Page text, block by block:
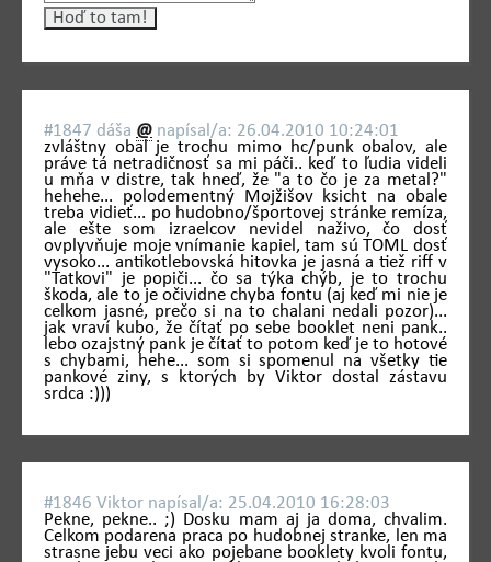
#1847 dáša @ napí­sal/a: 26.04.2010 10:24:01
zvláštny obal je trochu mimo hc/punk obalov, ale
práve tá netradičnosť sa mi páči.. keď to ľudia videli
u mňa v distre, tak hneď, že "a to čo je za metal?"
hehehe... polodementný Mojžišov ksicht na obale
treba vidieť... po hudobno/športovej stránke remíza,
ale ešte som izraelcov nevidel naživo, čo dosť
ovplyvňuje moje vnímanie kapiel, tam sú TOML dosť
vysoko... antikotlebovská hitovka je jasná a tiež riff v
"Tatkovi" je popiči... čo sa týka chýb, je to trochu
škoda, ale to je očividne chyba fontu (aj keď mi nie je
celkom jasné, prečo si na to chalani nedali pozor)...
jak vraví kubo, že čítať po sebe booklet neni pank..
lebo ozajstný pank je čítať to potom keď je to hotové
s chybami, hehe... som si spomenul na všetky tie
pankové ziny, s ktorých by Viktor dostal zástavu
srdca :)))
#1846 Viktor napí­sal/a: 25.04.2010 16:28:03
Pekne, pekne.. ;) Dosku mam aj ja doma, chvalim.
Celkom podarena praca po hudobnej stranke, len ma
strasne jebu veci ako pojebane booklety kvoli fontu,